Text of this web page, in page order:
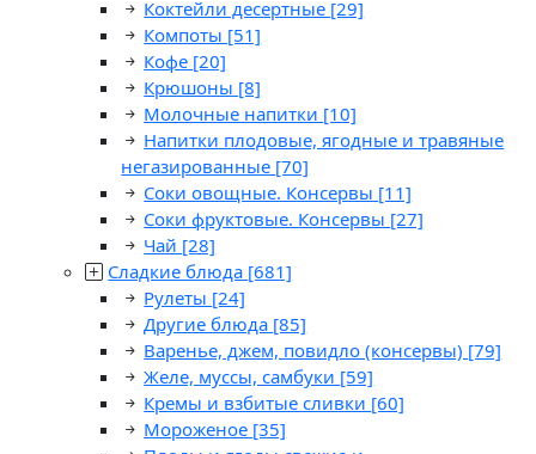
Коктейли десертные [29]
Компоты [51]
Кофе [20]
Крюшоны [8]
Молочные напитки [10]
Напитки плодовые, ягодные и травяные
негазированные [70]
Соки овощные. Консервы [11]
Соки фруктовые. Консервы [27]
Чай [28]
Сладкие блюда [681]
Рулеты [24]
Другие блюда [85]
Варенье, джем, повидло (консервы) [79]
Желе, муссы, самбуки [59]
Кремы и взбитые сливки [60]
Мороженое [35]